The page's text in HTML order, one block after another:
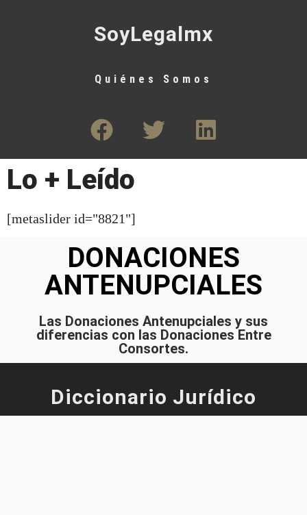
SoyLegalmx
Quiénes Somos
Lo + Leído
[metaslider id="8821"]
DONACIONES
ANTENUPCIALES
Las Donaciones Antenupciales y sus
diferencias con las Donaciones Entre
Consortes.
Diccionario Jurídico